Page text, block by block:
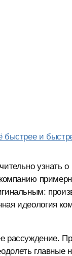
и
узнать
идеология
рассуждение.
главные